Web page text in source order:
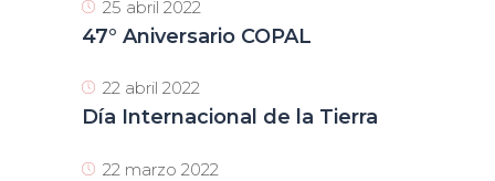
25 abril 2022
47° Aniversario COPAL
22 abril 2022
Día Internacional de la Tierra
22 marzo 2022